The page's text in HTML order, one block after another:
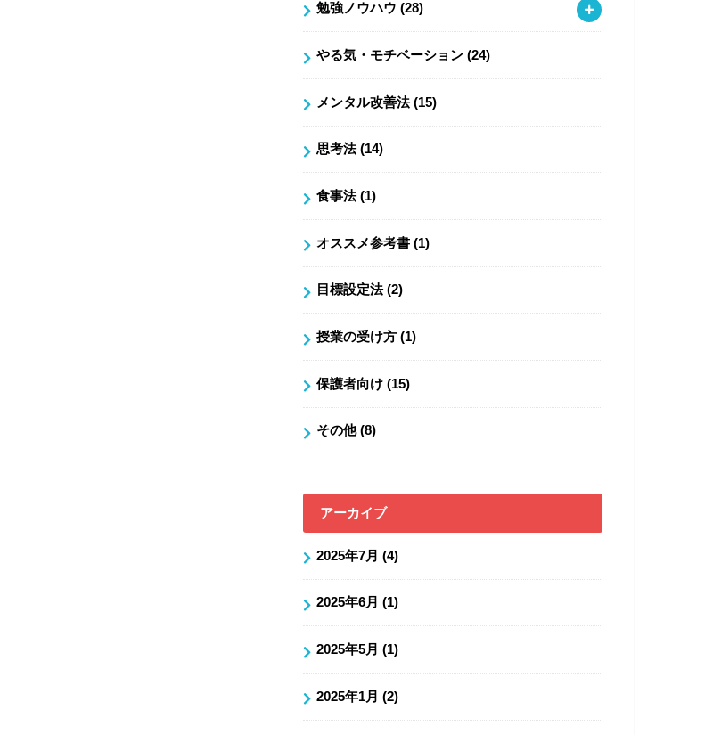
勉強ノウハウ (28)
やる気・モチベーション (24)
メンタル改善法(15)
思考法(14)
食事法(1)
オススメ参考書 (1)
目標設定法(2)
授業の受け方 (1)
保護者向け (15)
その他(8)
アーカイブ
2025年7月 (4)
2025年6月 (1)
2025年5月 (1)
2025年1月 (2)